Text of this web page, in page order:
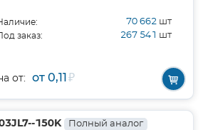
70 662 шт
заказ: 267 541 шт
от: от 0,11₽
150K Полный аналог